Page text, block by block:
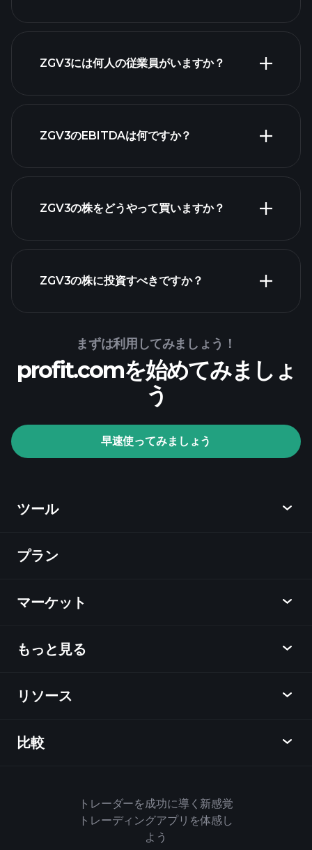
ZGV3には何人の従業員がいますか？
ZGV3のEBITDAは何ですか？
ZGV3の株をどうやって買いますか？
Playtrade Tournaments
推奨証
券会社
ZGV3の株に投資すべきですか？
AIによる日々の市場インサイト
オ
まずは利用してみましょう！
profit.comを始めてみましょ
う
早速使ってみましょう
ツール
ディスカバー
チャート
ニュース
ラーニングハブ
メッセンジャー
プラン
マーケット
概要
外国為替
指数
もっと見る
アフィリエイトプログラム
企業情報
Playtradeについて
リソース
ヘルプセンター
ハウスルール
クッキーポリシー
比較
トレーダーを成功に導く新感覚
トレーディングアプリを体感し
よう